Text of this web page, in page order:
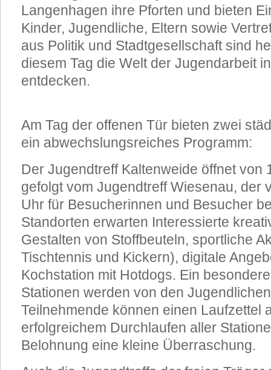
Langenhagen ihre Pforten und bieten
Kinder, Jugendliche, Eltern sowie
aus Politik und Stadtgesellschaft sind
diesem Tag die Welt der Jugendarbeit
entdecken.
Am Tag der offenen Tür bieten zwei
ein abwechslungsreiches Programm:
Der Jugendtreff Kaltenweide öffnet von
gefolgt vom Jugendtreff Wiesenau, der
Uhr für Besucherinnen und Besucher
Standorten erwarten Interessierte
Gestalten von Stoffbeuteln, sportliche
Tischtennis und Kickern), digitale
Kochstation mit Hotdogs. Ein
Stationen werden von den
Teilnehmende können einen Laufzettel
erfolgreichem Durchlaufen aller
Belohnung eine kleine Überraschung.